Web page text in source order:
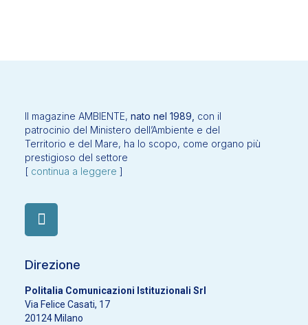
Il magazine AMBIENTE, nato nel 1989, con il
patrocinio del Ministero dell’Ambiente e del
Territorio e del Mare, ha lo scopo, come organo più
prestigioso del settore
[ continua a leggere ]
Direzione
Politalia Comunicazioni Istituzionali Srl
Via Felice Casati, 17
20124 Milano